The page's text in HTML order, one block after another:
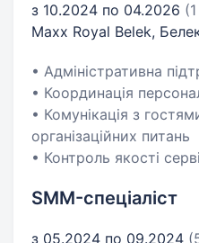
з 10.2024 по 04.2026
Maxx Royal Belek,
• Адміністративна
• Координація
• Комунікація з
організаційних питань
• Контроль якості
SMM-спеціаліст
з 05.2024 по 09.2024